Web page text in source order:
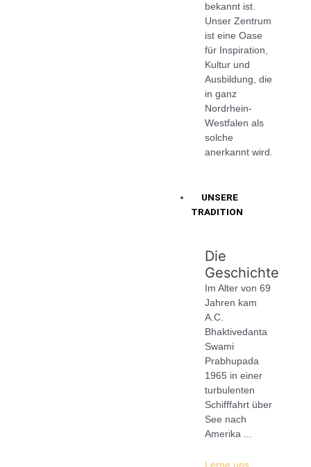
bekannt ist.
Unser Zentrum
ist eine Oase
für Inspiration,
Kultur und
Ausbildung, die
in ganz
Nordrhein-
Westfalen als
solche
anerkannt wird.
UNSERE
TRADITION
Die
Geschichte
Im Alter von 69
Jahren kam
A.C.
Bhaktivedanta
Swami
Prabhupada
1965 in einer
turbulenten
Schifffahrt über
See nach
Amerika ...
Lerne uns